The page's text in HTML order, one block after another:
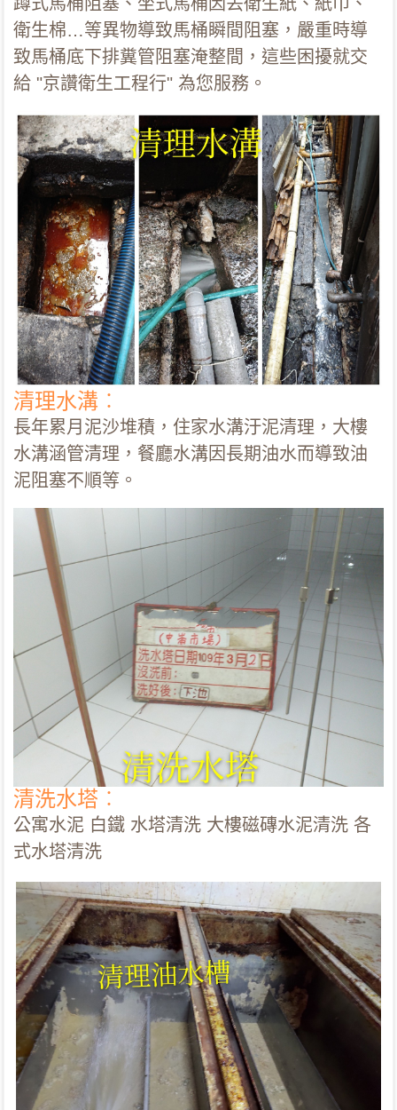
衛生棉…等異物導致馬桶瞬間阻塞，嚴重時導
致馬桶底下排糞管阻塞淹整間，這些困擾就交
給 "京讚衛生工程行" 為您服務。
清理水溝︰
長年累月泥沙堆積，住家水溝汙泥清理，大樓
水溝涵管清理，餐廳水溝因長期油水而導致油
泥阻塞不順等。
清洗水塔︰
公寓水泥 白鐵 水塔清洗 大樓磁磚水泥清洗 各
式水塔清洗